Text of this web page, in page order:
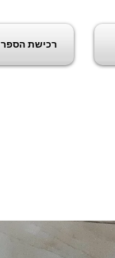
רכישת הספר